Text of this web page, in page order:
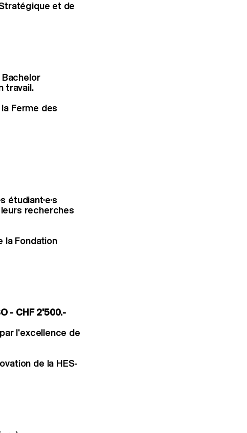
et de
Bachelor
travail.
Ferme des
étudiant·e·s
recherches
la Fondation
- CHF 2'500.-
l'excellence de
de la HES-